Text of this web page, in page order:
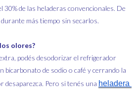
30% de las heladeras convencionales. De
más tiempo sin secarlos.
olores?
podés desodorizar el refrigerador
bicarbonato de sodio o café y cerrando la
desaparezca. Pero si tenés una heladera